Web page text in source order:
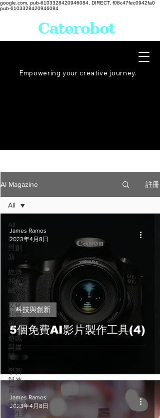
google.com, pub-6103328420946084, DIRECT, f08c47fec0942fa0
pub-6103328420946084
Empowering your creative journey.
Caterobot
AI Magazine 註冊
All
科技
與創
新
經濟
和金
融
文化
和藝
術
遊戲
與媒
體
學習
與教
育
健康
與生
All
5個免費AI影片製作工具(4)
科技與創新
James Ramos
2023年4月8日
James Ramos
2023年4月8日